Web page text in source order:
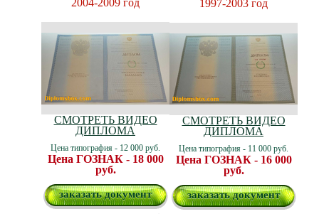
2004-2009 год
СМОТРЕТЬ ВИДЕО
ДИПЛОМА
Цена типография - 12 000 руб.
Цена ГОЗНАК - 18 000
руб.
заказать документ
1997-2003 год
СМОТРЕТЬ ВИДЕО
ДИПЛОМА
Цена типография - 11 000 руб.
Цена ГОЗНАК - 16 000
руб.
заказать документ